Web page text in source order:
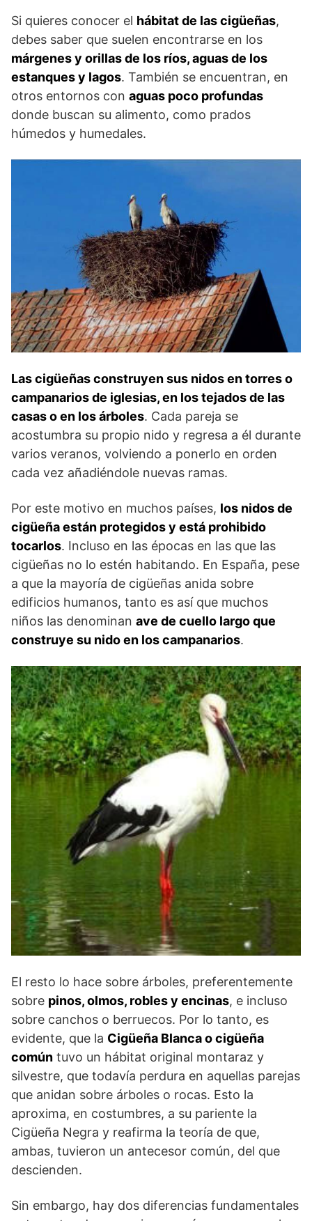
Si quieres conocer el hábitat de las cigüeñas,
debes saber que suelen encontrarse en los
márgenes y orillas de los ríos, aguas de los
estanques y lagos. También se encuentran, en
otros entornos con aguas poco profundas
donde buscan su alimento, como prados
húmedos y humedales.
Las cigüeñas construyen sus nidos en torres o
campanarios de iglesias, en los tejados de las
casas o en los árboles. Cada pareja se
acostumbra su propio nido y regresa a él durante
varios veranos, volviendo a ponerlo en orden
cada vez añadiéndole nuevas ramas.
Por este motivo en muchos países, los nidos de
cigüeña están protegidos y está prohibido
tocarlos. Incluso en las épocas en las que las
cigüeñas no lo estén habitando. En España, pese
a que la mayoría de cigüeñas anida sobre
edificios humanos, tanto es así que muchos
niños las denominan ave de cuello largo que
construye su nido en los campanarios.
El resto lo hace sobre árboles, preferentemente
sobre pinos, olmos, robles y encinas, e incluso
sobre canchos o berruecos. Por lo tanto, es
evidente, que la Cigüeña Blanca o cigüeña
común tuvo un hábitat original montaraz y
silvestre, que todavía perdura en aquellas parejas
que anidan sobre árboles o rocas. Esto la
aproxima, en costumbres, a su pariente la
Cigüeña Negra y reafirma la teoría de que,
ambas, tuvieron un antecesor común, del que
descienden.
Sin embargo, hay dos diferencias fundamentales